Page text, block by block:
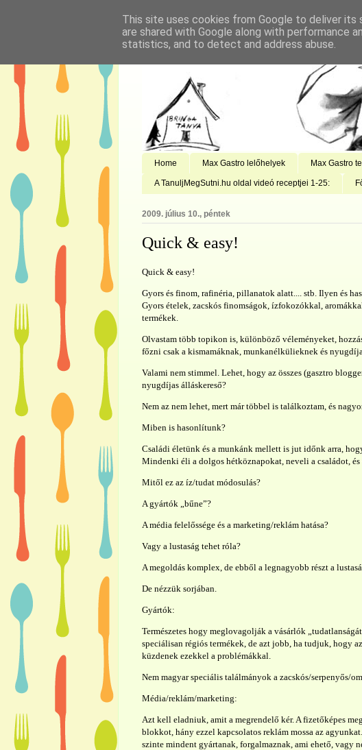
Home Max Gastro lelőhelyek Max Gastro
A TanuljMegSutni.hu oldal videó receptjei 1-25:
2009. július 10., péntek
Quick & easy!
Quick & easy!
Gyors és finom, rafinéria, pillanatok alatt.... stb. Ilyen és
Gyors ételek, zacskós finomságok, ízfokozókkal,
termékek.
Olvastam több topikon is, különböző véleményeket,
főzni csak a kismamáknak, munkanélkülieknek és
Valami nem stimmel. Lehet, hogy az összes (gasztro
nyugdíjas álláskereső?
Nem az nem lehet, mert már többel is találkoztam, és
Miben is hasonlítunk?
Családi életünk és a munkánk mellett is jut időnk arra,
Mindenki éli a dolgos hétköznapokat, neveli a családot,
Mitől ez az íz/tudat módosulás?
A gyártók „bűne”?
A média felelőssége és a marketing/reklám hatása?
Vagy a lustaság tehet róla?
A megoldás komplex, de ebből a legnagyobb részt a
De nézzük sorjában.
Gyártók:
Természetes hogy meglovagolják a vásárlók
speciálisan régiós termékek, de azt jobb, ha tudjuk, hogy
küzdenek ezekkel a problémákkal.
Nem magyar speciális találmányok a zacskós/serpenyős/
Média/reklám/marketing:
Azt kell eladniuk, amit a megrendelő kér. A fizetőképes
blokkot, hány ezzel kapcsolatos reklám mossa az
szinte mindent gyártanak, forgalmaznak, ami ehető, vagy
This site uses cookies from Google to deliver its
are shared with Google along with performance
statistics, and to detect and address abuse.